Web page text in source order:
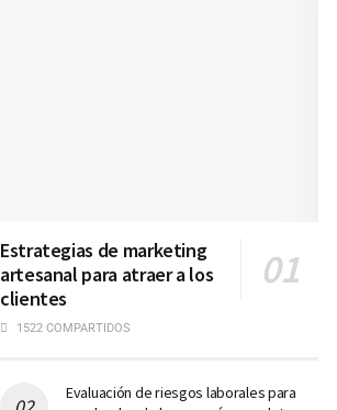
Estrategias de marketing
artesanal para atraer a los
clientes
1522 COMPARTIDOS
Evaluación de riesgos laborales para